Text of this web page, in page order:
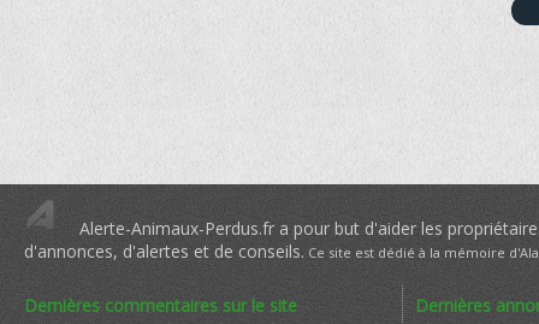
Alerte-Animaux-Perdus.fr a pour but d'aider les
d'annonces, d'alertes et de conseils. Ce site est dédié à la mémoire
Dernières commentaires sur le site
Dernières